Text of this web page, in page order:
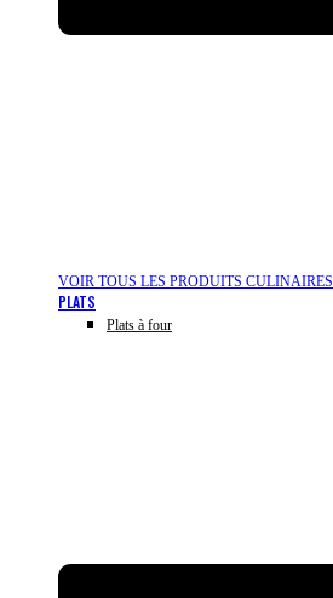
VOIR TOUS LES PRODUITS CULINAIRES
PLATS
Plats à four